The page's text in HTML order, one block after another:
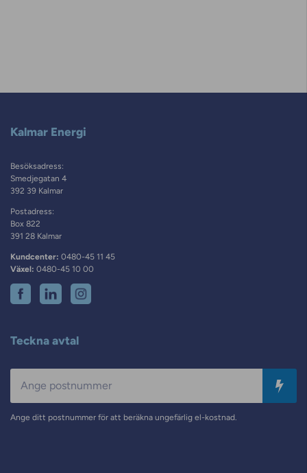
Kalmar Energi
Besöksadress:
Smedjegatan 4
392 39 Kalmar
Postadress:
Box 822
391 28 Kalmar
Kundcenter: 0480-45 11 45
Växel: 0480-45 10 00
Teckna avtal
Ange ditt postnummer för att beräkna ungefärlig el-kostnad.